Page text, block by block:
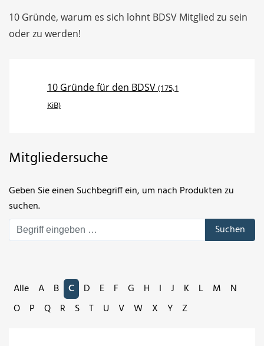
10 Gründe, warum es sich lohnt BDSV Mitglied zu sein
oder zu werden!
10 Gründe für den BDSV (175,1
KiB)
Mitgliedersuche
Geben Sie einen Suchbegriff ein, um nach Produkten zu
suchen.
Suchen
Alle A B C D E F G H I J K L M
N
O
P Q R S T U V W X Y Z